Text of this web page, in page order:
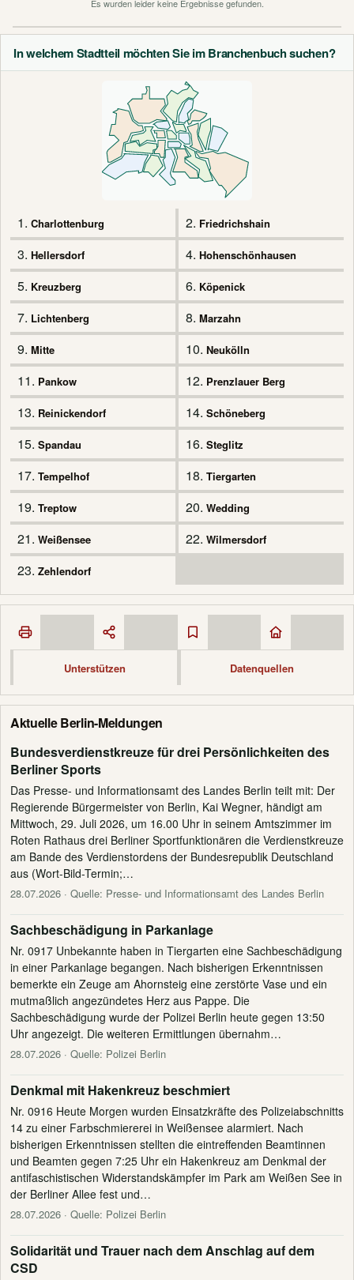
In welchem Stadtteil möchten Sie im Branchenbuch suchen?
1. Charlottenburg 2. Friedrichshain
3. Hellersdorf 4. Hohenschönhausen
5. Kreuzberg 6. Köpenick
7. Lichtenberg 8. Marzahn
9. Mitte 10. Neukölln
11. Pankow 12. Prenzlauer Berg
13. Reinickendorf 14. Schöneberg
15. Spandau 16. Steglitz
17. Tempelhof 18. Tiergarten
19. Treptow 20. Wedding
21. Weißensee 22. Wilmersdorf
23. Zehlendorf
Unterstützen Datenquellen
Aktuelle Berlin-Meldungen
Bundesverdienstkreuze für drei Persönlichkeiten des
Berliner Sports
Das Presse- und Informationsamt des Landes Berlin teilt mit: Der
Regierende Bürgermeister von Berlin, Kai Wegner, händigt am
Mittwoch, 29. Juli 2026, um 16.00 Uhr in seinem Amtszimmer im
Roten Rathaus drei Berliner Sportfunktionären die Verdienstkreuze
am Bande des Verdienstordens der Bundesrepublik Deutschland
aus (Wort-Bild-Termin;…
28.07.2026 · Quelle: Presse- und Informationsamt des Landes Berlin
Sachbeschädigung in Parkanlage
Nr. 0917 Unbekannte haben in Tiergarten eine Sachbeschädigung
in einer Parkanlage begangen. Nach bisherigen Erkenntnissen
bemerkte ein Zeuge am Ahornsteig eine zerstörte Vase und ein
mutmaßlich angezündetes Herz aus Pappe. Die
Sachbeschädigung wurde der Polizei Berlin heute gegen 13:50
Uhr angezeigt. Die weiteren Ermittlungen übernahm…
28.07.2026 · Quelle: Polizei Berlin
Denkmal mit Hakenkreuz beschmiert
Nr. 0916 Heute Morgen wurden Einsatzkräfte des Polizeiabschnitts
14 zu einer Farbschmiererei in Weißensee alarmiert. Nach
bisherigen Erkenntnissen stellten die eintreffenden Beamtinnen
und Beamten gegen 7:25 Uhr ein Hakenkreuz am Denkmal der
antifaschistischen Widerstandskämpfer im Park am Weißen See in
der Berliner Allee fest und…
28.07.2026 · Quelle: Polizei Berlin
Solidarität und Trauer nach dem Anschlag auf dem
CSD
Es wurden leider keine Ergebnisse gefunden.